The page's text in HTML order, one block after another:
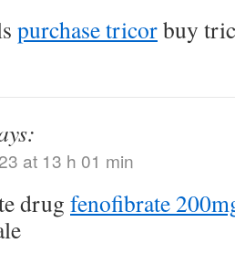
purchase tricorbuy
at 13 h 01 min
drug fenofibrate